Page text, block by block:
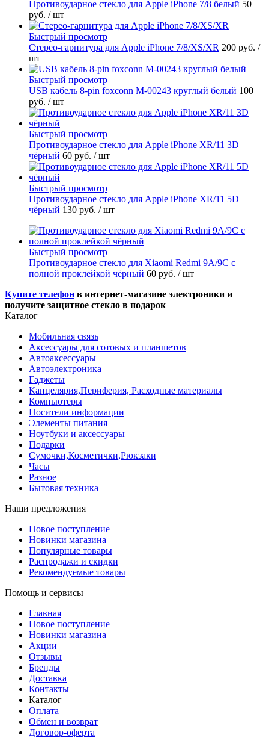
Противоударное стекло для Apple iPhone 7/8 белый 50
руб. / шт
Быстрый просмотр
Стерео-гарнитура для Apple iPhone 7/8/XS/XR 200 руб. /
шт
Быстрый просмотр
USB кабель 8-pin foxconn M-00243 круглый белый 100
руб. / шт
Быстрый просмотр
Противоударное стекло для Apple iPhone XR/11 3D
чёрный 60 руб. / шт
Быстрый просмотр
Противоударное стекло для Apple iPhone XR/11 5D
чёрный 130 руб. / шт
Быстрый просмотр
Противоударное стекло для Xiaomi Redmi 9A/9C с
полной проклейкой чёрный 60 руб. / шт
Купите телефон в интернет-магазине электроники и
получите защитное стекло в подарок
Каталог
Мобильная связь
Аксессуары для сотовых и планшетов
Автоаксессуары
Автоэлектроника
Гаджеты
Канцелярия,Периферия, Расходные материалы
Компьютеры
Носители информации
Элементы питания
Ноутбуки и аксессуары
Подарки
Сумочки,Косметички,Рюкзаки
Часы
Разное
Бытовая техника
Наши предложения
Новое поступление
Новинки магазина
Популярные товары
Распродажи и скидки
Рекомендуемые товары
Помощь и сервисы
Главная
Новое поступление
Новинки магазина
Акции
Отзывы
Бренды
Доставка
Контакты
Каталог
Оплата
Обмен и возврат
Договор-оферта